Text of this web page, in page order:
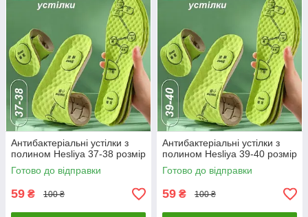
Антибактеріальні устілки з
полином Hesliya 37-38 розмір
Готово до відправки
59 ₴ 100 ₴
Антибактеріальні устілки з
полином Hesliya 39-40 розмір
Готово до відправки
59 ₴ 100 ₴